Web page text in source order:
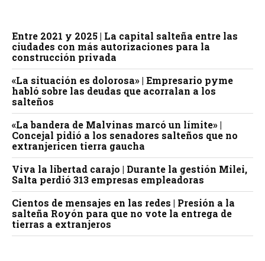
Entre 2021 y 2025 | La capital salteña entre las
ciudades con más autorizaciones para la
construcción privada
«La situación es dolorosa» | Empresario pyme
habló sobre las deudas que acorralan a los
salteños
«La bandera de Malvinas marcó un límite» |
Concejal pidió a los senadores salteños que no
extranjericen tierra gaucha
Viva la libertad carajo | Durante la gestión Milei,
Salta perdió 313 empresas empleadoras
Cientos de mensajes en las redes | Presión a la
salteña Royón para que no vote la entrega de
tierras a extranjeros